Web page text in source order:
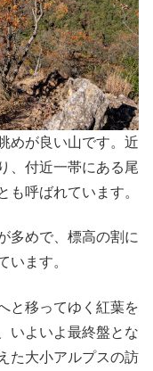
めが良い山です。近
、付近一帯にある尾
も呼ばれています。
多めで、標高の割に
います。
と移ってゆく紅葉を
いよいよ最終盤とな
た大小アルプスの訪